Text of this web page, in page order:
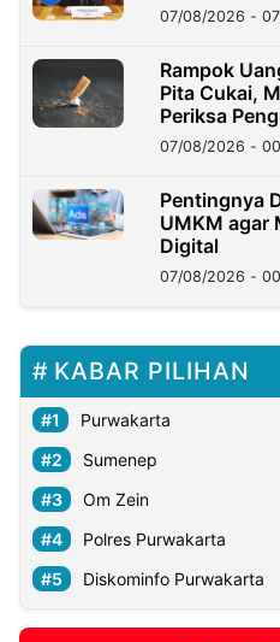
07/08/2026 -
Rampok
Pita Cukai,
Periksa
07/08/2026 -
Pentingnya
UMKM agar
Digital
07/08/2026 -
KABAR PILIHAN
Purwakarta
Sumenep
Om Zein
Polres Purwakarta
Diskominfo Purwakarta